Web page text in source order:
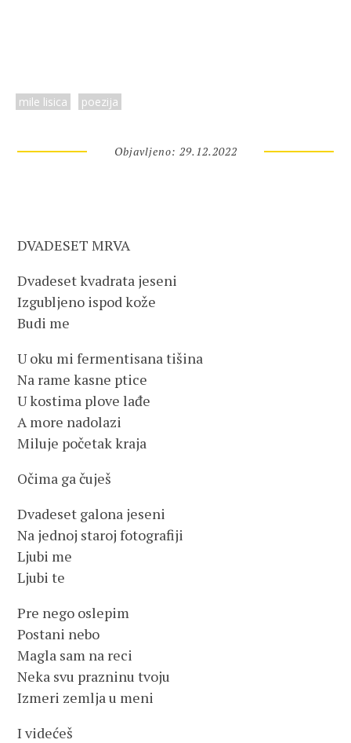
mile lisica poezija
Objavljeno: 29.12.2022
DVADESET MRVA
Dvadeset kvadrata jeseni
Izgubljeno ispod kože
Budi me
U oku mi fermentisana tišina
Na rame kasne ptice
U kostima plove lađe
A more nadolazi
Miluje početak kraja
Očima ga čuješ
Dvadeset galona jeseni
Na jednoj staroj fotografiji
Ljubi me
Ljubi te
Pre nego oslepim
Postani nebo
Magla sam na reci
Neka svu prazninu tvoju
Izmeri zemlja u meni
I videćeš